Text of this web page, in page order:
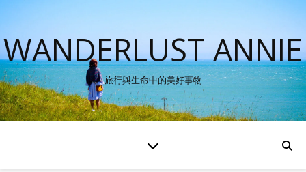
WANDERLUST ANNIE
旅行與生命中的美好事物